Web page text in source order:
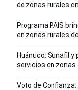
de zonas rurales
Programa PAIS
en zonas rurales
Huánuco: Sunafil y
servicios en zonas
Voto de